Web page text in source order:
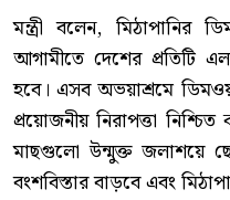
মন্ত্রী বলেন, মিঠাপানির
আগামীতে দেশের প্রতিটি
হবে। এসব অভয়াশ্রমে
প্রয়োজনীয় নিরাপত্তা
মাছগুলো উন্মুক্ত জলাশয়ে
বংশবিস্তার বাড়বে এবং